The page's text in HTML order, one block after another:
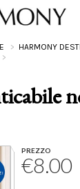
HARMONY
PREZZO
€8.00